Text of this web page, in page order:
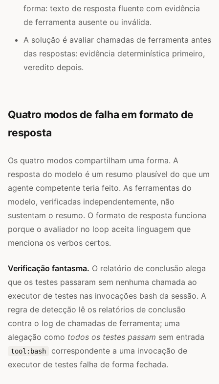
forma: texto de resposta fluente com evidência
de ferramenta ausente ou inválida.
A solução é avaliar chamadas de ferramenta antes
das respostas: evidência determinística primeiro,
veredito depois.
Quatro modos de falha em formato de
resposta
Os quatro modos compartilham uma forma. A
resposta do modelo é um resumo plausível do que um
agente competente teria feito. As ferramentas do
modelo, verificadas independentemente, não
sustentam o resumo. O formato de resposta funciona
porque o avaliador no loop aceita linguagem que
menciona os verbos certos.
Verificação fantasma. O relatório de conclusão alega
que os testes passaram sem nenhuma chamada ao
executor de testes nas invocações bash da sessão. A
regra de detecção lê os relatórios de conclusão
contra o log de chamadas de ferramenta; uma
alegação como todos os testes passam sem entrada
tool:bash
correspondente a uma invocação de
executor de testes falha de forma fechada.